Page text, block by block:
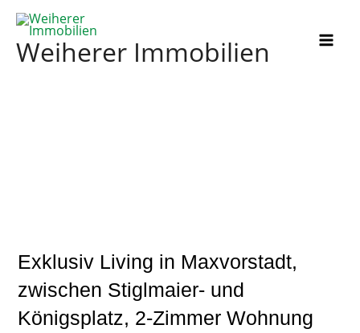
Zum
Inhalt
springen
Weiherer Immobilien
Exklusiv Living in Maxvorstadt,
zwischen Stiglmaier- und
Königsplatz, 2-Zimmer Wohnung